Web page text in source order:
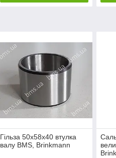
Гільза 50x58x40 втулка
валу BMS, Brinkmann